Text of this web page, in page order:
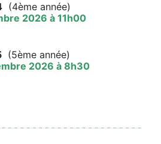
(4ème année)
2026 à 11h00
(5ème année)
2026 à 8h30